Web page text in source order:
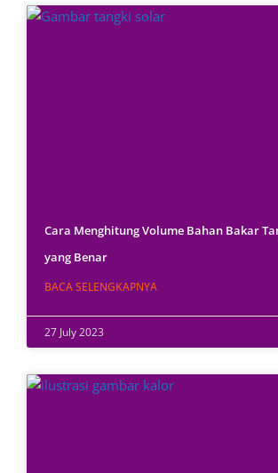
Cara Menghitung Volume Bahan Bakar
yang Benar
BACA SELENGKAPNYA
27 July 2023